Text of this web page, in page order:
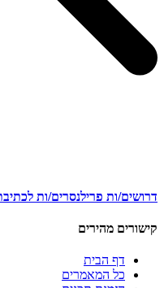
דרושים/ות פרילנסרים/ות
קישורים מהירים
דף הבית
כל המאמרים